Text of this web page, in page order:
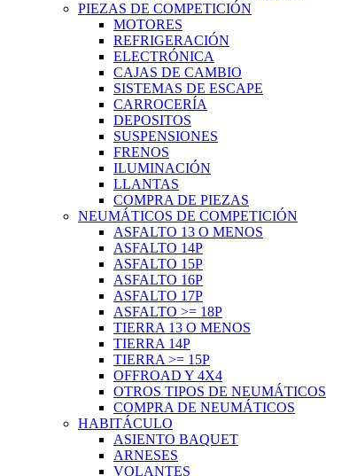
PIEZAS DE COMPETICIÓN
MOTORES
REFRIGERACIÓN
ELECTRÓNICA
CAJAS DE CAMBIO
SISTEMAS DE ESCAPE
CARROCERÍA
DEPOSITOS
SUSPENSIONES
FRENOS
ILUMINACIÓN
LLANTAS
COMPRA DE PIEZAS
NEUMÁTICOS DE COMPETICIÓN
ASFALTO 13 O MENOS
ASFALTO 14P
ASFALTO 15P
ASFALTO 16P
ASFALTO 17P
ASFALTO >= 18P
TIERRA 13 O MENOS
TIERRA 14P
TIERRA >= 15P
OFFROAD Y 4X4
OTROS TIPOS DE NEUMÁTICOS
COMPRA DE NEUMÁTICOS
HABITÁCULO
ASIENTO BAQUET
ARNESES
VOLANTES